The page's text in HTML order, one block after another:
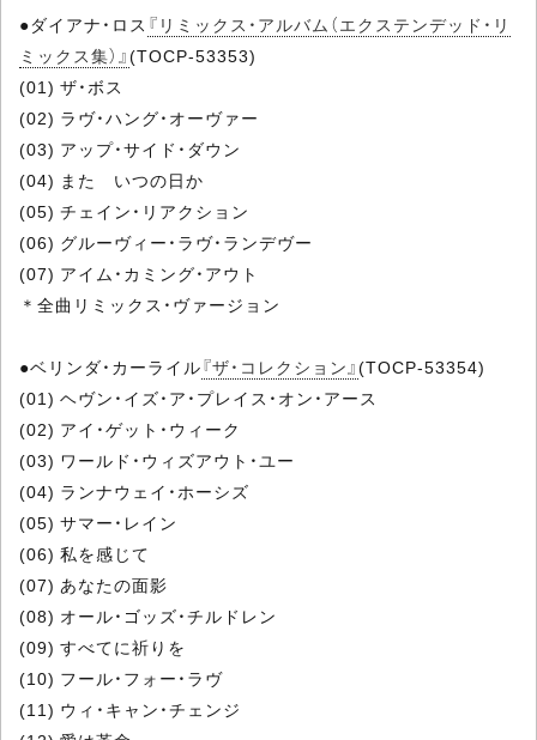
●ダイアナ・ロス 『リミックス・アルバム（エクステンデッド・リ
ミックス集）』(TOCP-53353)
(01) ザ・ボス
(02) ラヴ・ハング・オーヴァー
(03) アップ・サイド・ダウン
(04) また いつの日か
(05) チェイン・リアクション
(06) グルーヴィー・ラヴ・ランデヴー
(07) アイム・カミング・アウト
＊全曲リミックス・ヴァージョン
●ベリンダ・カーライル『ザ・コレクション』(TOCP-53354)
(01) ヘヴン・イズ・ア・プレイス・オン・アース
(02) アイ・ゲット・ウィーク
(03) ワールド・ウィズアウト・ユー
(04) ランナウェイ・ホーシズ
(05) サマー・レイン
(06) 私を感じて
(07) あなたの面影
(08) オール・ゴッズ・チルドレン
(09) すべてに祈りを
(10) フール・フォー・ラヴ
(11) ウィ・キャン・チェンジ